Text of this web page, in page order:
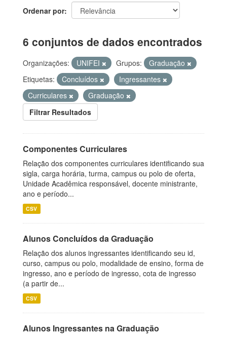
Ordenar por
6 conjuntos de dados encontrados
Organizações: UNIFEI Grupos:
Graduação
Etiquetas:
Concluídos
Ingressantes
Curriculares
Graduação
Filtrar Resultados
Componentes Curriculares
Relação dos componentes curriculares identificando sua
sigla, carga horária, turma, campus ou polo de oferta,
Unidade Acadêmica responsável, docente ministrante,
ano e período...
CSV
Alunos Concluídos da Graduação
Relação dos alunos ingressantes identificando seu id,
curso, campus ou polo, modalidade de ensino, forma de
ingresso, ano e período de ingresso, cota de ingresso
(a partir de...
CSV
Alunos Ingressantes na Graduação